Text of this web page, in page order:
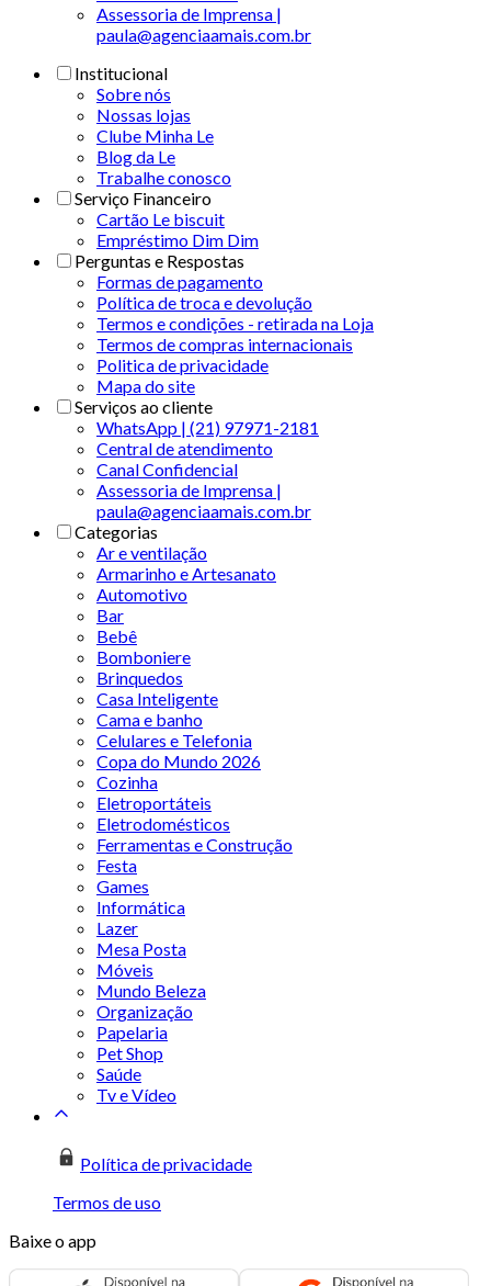
Assessoria de Imprensa |
paula@agenciaamais.com.br
Institucional
Sobre nós
Nossas lojas
Clube Minha Le
Blog da Le
Trabalhe conosco
Serviço Financeiro
Cartão Le biscuit
Empréstimo Dim Dim
Perguntas e Respostas
Formas de pagamento
Política de troca e devolução
Termos e condições - retirada na Loja
Termos de compras internacionais
Politica de privacidade
Mapa do site
Serviços ao cliente
WhatsApp | (21) 97971-2181
Central de atendimento
Canal Confidencial
Assessoria de Imprensa |
paula@agenciaamais.com.br
Categorias
Ar e ventilação
Armarinho e Artesanato
Automotivo
Bar
Bebê
Bomboniere
Brinquedos
Casa Inteligente
Cama e banho
Celulares e Telefonia
Copa do Mundo 2026
Cozinha
Eletroportáteis
Eletrodomésticos
Ferramentas e Construção
Festa
Games
Informática
Lazer
Mesa Posta
Móveis
Mundo Beleza
Organização
Papelaria
Pet Shop
Saúde
Tv e Vídeo
Política de privacidade
Termos de uso
Baixe o app